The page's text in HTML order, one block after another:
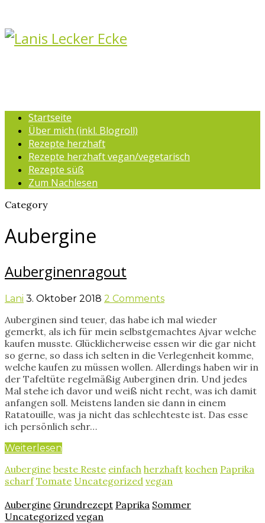
Startseite
Über mich (inkl. Blogroll)
Rezepte herzhaft
Rezepte herzhaft vegan/vegetarisch
Rezepte süß
Zum Nachlesen
Category
Aubergine
Auberginenragout
Lani 3. Oktober 2018 2 Comments
Auberginen sind teuer, das habe ich mal wieder
gemerkt, als ich für mein selbstgemachtes Ajvar welche
kaufen musste. Glücklicherweise essen wir die gar nicht
so gerne, so dass ich selten in die Verlegenheit komme,
welche kaufen zu müssen wollen. Allerdings haben wir in
der Tafeltüte regelmäßig Auberginen drin. Und jedes
Mal stehe ich davor und weiß nicht recht, was ich damit
anfangen soll. Meistens landen sie dann in einem
Ratatouille, was ja nicht das schlechteste ist. Das esse
ich persönlich sehr…
Weiterlesen
Aubergine beste Reste einfach herzhaft kochen Paprika
scharf Tomate Uncategorized vegan
Aubergine Grundrezept Paprika Sommer
Uncategorized vegan